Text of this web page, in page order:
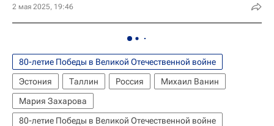
2 мая 2025, 19:46
80-летие Победы в Великой Отечественной войне
Эстония
Таллин Россия
Михаил Ванин
Мария Захарова
80-летие Победы в Великой Отечественной войне